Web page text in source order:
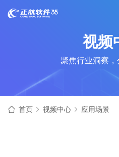
视频
聚焦行业洞察
首页 视频中心 应用场景